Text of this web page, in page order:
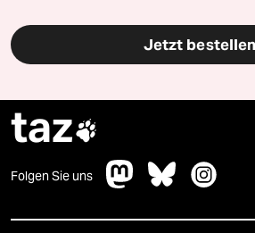
Jetzt bestellen
taz
Folgen Sie uns